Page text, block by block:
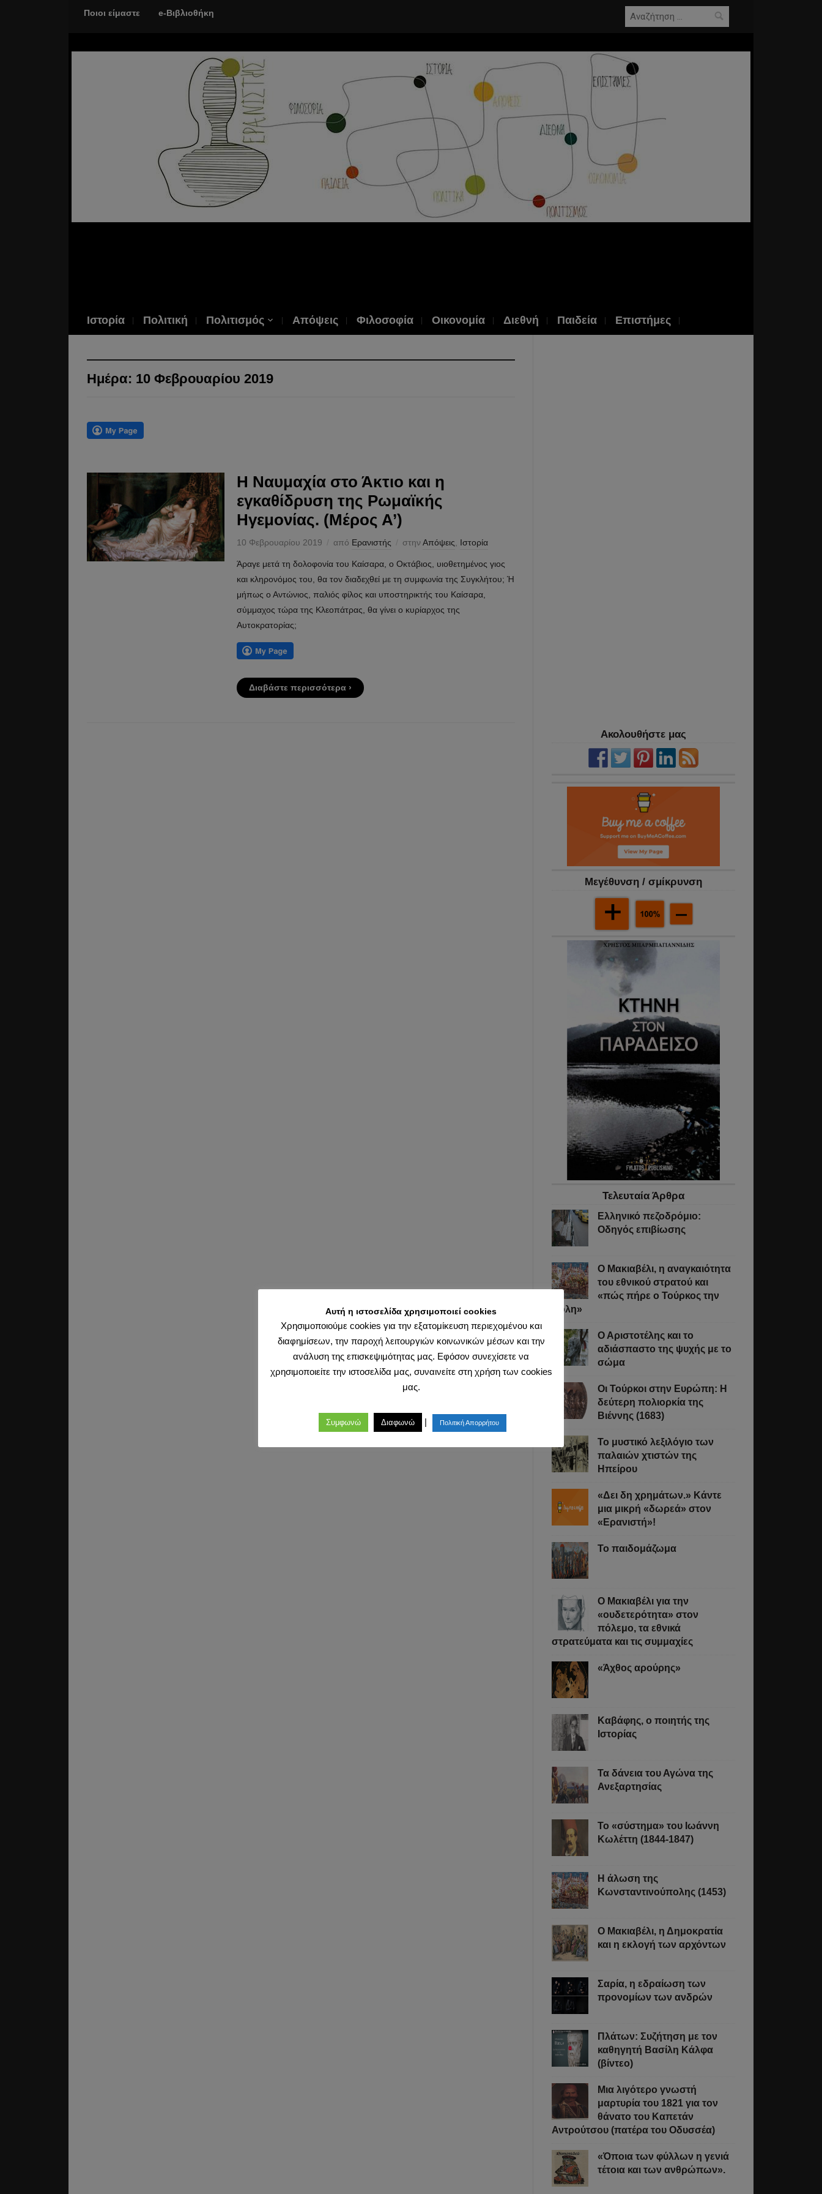
Ποιοι είμαστε e-Βιβλιοθήκη
Αναζήτηση
για:
Ιστορία Πολιτική Πολιτισμός Απόψεις Φιλοσοφία Οικονομία Διεθνή Παιδεία Επιστήμες
Ημέρα: 10 Φεβρουαρίου 2019
Η Ναυμαχία στο Άκτιο και η
εγκαθίδρυση της Ρωμαϊκής
Ηγεμονίας. (Μέρος Α’)
10 Φεβρουαρίου 2019 από Ερανιστής στηνΑπόψεις Ιστορία
Άραγε μετά τη δολοφονία του Καίσαρα, ο Οκτάβιος, υιοθετημένος γιος
και κληρονόμος του, θα τον διαδεχθεί με τη συμφωνία της Συγκλήτου; Ή
μήπως ο Αντώνιος, παλιός φίλος και υποστηρικτής του Καίσαρα,
σύμμαχος τώρα της Κλεοπάτρας, θα γίνει ο κυρίαρχος της
Αυτοκρατορίας;
Διαβάστε περισσότερα ›
Ακολουθήστε μας
Mεγέθυνση / σμίκρυνση
Τελευταία Άρθρα
Ελληνικό πεζοδρόμιο:
Οδηγός επιβίωσης
Ο Μακιαβέλι, η αναγκαιότητα
του εθνικού στρατού και
«πώς πήρε ο Τούρκος την
Πόλη»
Ο Αριστοτέλης και το
αδιάσπαστο της ψυχής με το
σώμα
Οι Τούρκοι στην Ευρώπη: Η
δεύτερη πολιορκία της
Βιέννης (1683)
Το μυστικό λεξιλόγιο των
παλαιών χτιστών της
Ηπείρου
«Δει δη χρημάτων.» Κάντε
μια μικρή «δωρεά» στον
«Ερανιστή»!
Το παιδομάζωμα
O Μακιαβέλι για την
«ουδετερότητα» στον
πόλεμο, τα εθνικά
στρατεύματα και τις συμμαχίες
«Άχθος αρούρης»
Καβάφης, ο ποιητής της
Ιστορίας
Τα δάνεια του Αγώνα της
Ανεξαρτησίας
Το «σύστημα» του Ιωάννη
Κωλέττη (1844-1847)
Η άλωση της
Κωνσταντινούπολης (1453)
Ο Μακιαβέλι, η Δημοκρατία
και η εκλογή των αρχόντων
Σαρία, η εδραίωση των
προνομίων των ανδρών
Πλάτων: Συζήτηση με τον
καθηγητή Βασίλη Κάλφα
(βίντεο)
Μια λιγότερο γνωστή
μαρτυρία του 1821 για τον
θάνατο του Καπετάν
Αντρούτσου (πατέρα του Οδυσσέα)
«Όποια των φύλλων η γενιά
τέτοια και των ανθρώπων».
Αυτή η ιστοσελίδα χρησιμοποιεί cookies
Χρησιμοποιούμε cookies για την εξατομίκευση περιεχομένου και
διαφημίσεων, την παροχή λειτουργιών κοινωνικών μέσων και την
ανάλυση της επισκεψιμότητας μας. Εφόσον συνεχίσετε να
χρησιμοποιείτε την ιστοσελίδα μας, συναινείτε στη χρήση των cookies
μας.
Συμφωνώ Διαφωνώ | Πολιτική Απορρήτου